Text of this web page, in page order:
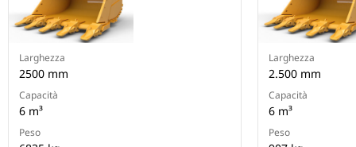
Larghezza
2500 mm
Capacità
6 m³
Peso
Larghezza
2.500 mm
Capacità
6 m³
Peso